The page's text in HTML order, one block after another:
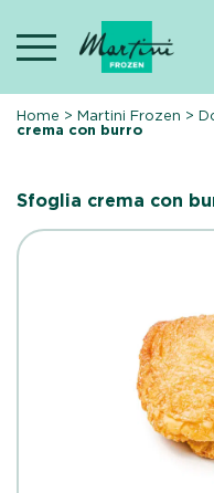
content
Home >Martini Frozen >
crema con burro
Sfoglia crema con